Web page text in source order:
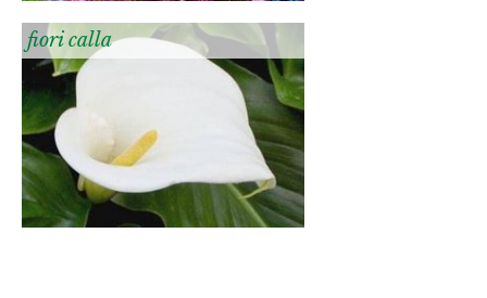
fiori calla